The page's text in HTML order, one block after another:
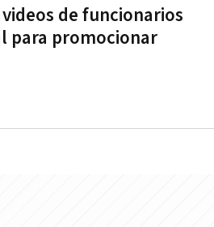
de funcionarios
para promocionar